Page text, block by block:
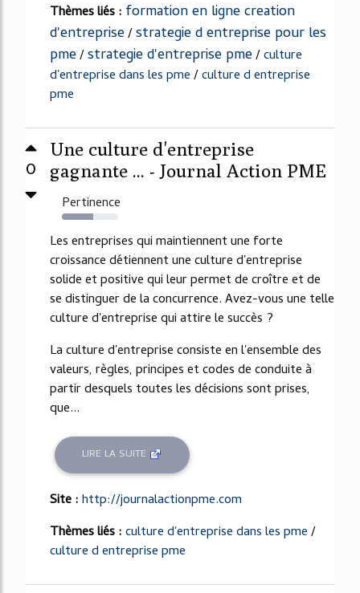
Thèmes liés : formation en ligne creation
d'entreprise/strategie d entreprise pour les
pme/strategie d'entreprise pme/culture
d'entreprise dans les pme/culture d entreprise
pme
0
Une culture d'entreprise
gagnante ... - Journal Action PME
Pertinence
56%
Les entreprises qui maintiennent une forte
croissance détiennent une culture d'entreprise
solide et positive qui leur permet de croître et de
se distinguer de la concurrence. Avez-vous une telle
culture d'entreprise qui attire le succès ?
La culture d'entreprise consiste en l'ensemble des
valeurs, règles, principes et codes de conduite à
partir desquels toutes les décisions sont prises,
que...
LIRE LA SUITE
Site :http://journalactionpme.com
Thèmes liés :culture d'entreprise dans les pme/
culture d entreprise pme